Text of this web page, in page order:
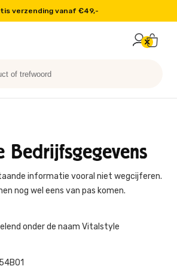
verzending vanaf €49,-
Probeer nu
Bedrijfsgegevens
informatie vooral niet wegcijferen.
nog wel eens van pas komen.
onder de naam Vitalstyle